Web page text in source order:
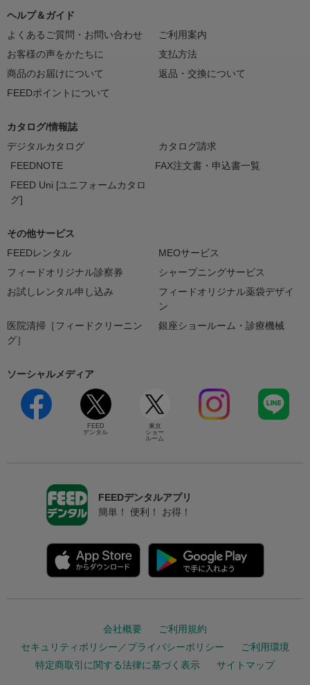
ヘルプ＆ガイド
よくあるご質問・お問い合わせ
ご利用案内
お客様の声をかたちに
支払方法
商品のお届けについて
返品・交換について
FEEDポイントについて
カタログ/情報誌
デジタルカタログ
カタログ請求
FEEDNOTE
FAX注文書・申込書一覧
FEED Uni [ユニフォームカタロ
グ]
その他サービス
FEEDレンタル
MEOサービス
フィードオリジナル診察券
シャープニングサービス
お試しレンタル申し込み
フィードオリジナル薬袋デザイ
ン
医院清掃［フィードクリーニン
グ］
銀座ショールーム・診療機械
ソーシャルメディア
FEED
デンタル
東京
ショー
ルーム
FEEDデンタルアプリ
簡単！ 便利！ お得！
会社概要
ご利用規約
セキュリティポリシー／プライバシーポリシー
ご利用環境
特定商取引に関する法律に基づく表示
サイトマップ